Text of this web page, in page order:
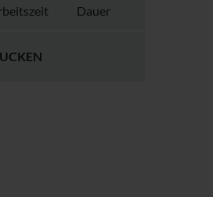
Dauer